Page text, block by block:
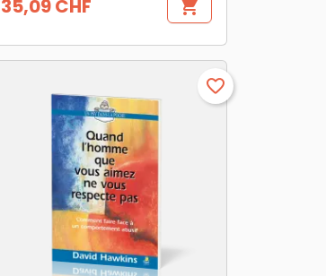
Prix
35,09 CHF shopping_cart
favorite_border